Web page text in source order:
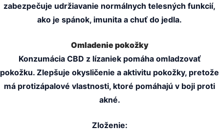
zabezpečuje udržiavanie normálnych telesných funkcií,
ako je spánok, imunita a chuť do jedla.
Omladenie pokožky
Konzumácia CBD z lízaniek pomáha omladzovať
pokožku. Zlepšuje okysličenie a aktivitu pokožky, pretože
má protizápalové vlastnosti, ktoré pomáhajú v boji proti
akné.
Zloženie: